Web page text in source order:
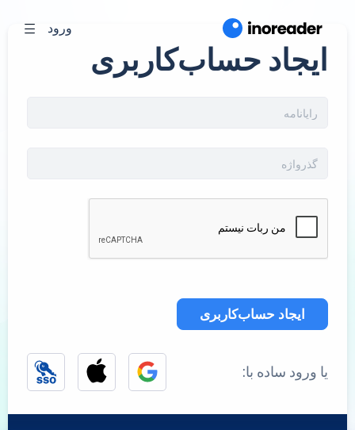
ورود
ایجاد حساب‌کاربری
ایجاد حساب‌کاربری
یا ورود ساده با: